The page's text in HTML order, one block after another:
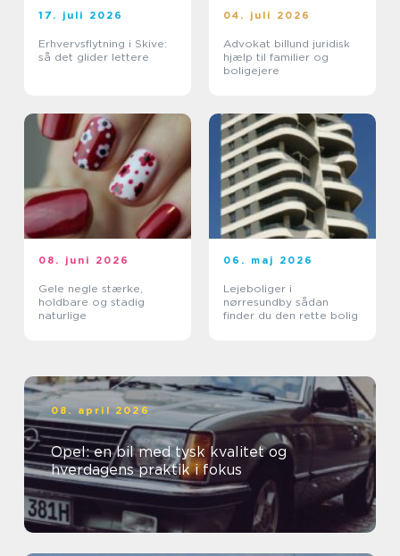
17. juli 2026
Erhvervsflytning i Skive:
så det glider lettere
04. juli 2026
Advokat billund juridisk
hjælp til familier og
boligejere
08. juni 2026
Gele negle stærke,
holdbare og stadig
naturlige
06. maj 2026
Lejeboliger i
nørresundby sådan
finder du den rette bolig
08. april 2026
Opel: en bil med tysk kvalitet og
hverdagens praktik i fokus